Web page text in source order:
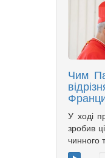
Чим
У ході
зробив
чинного